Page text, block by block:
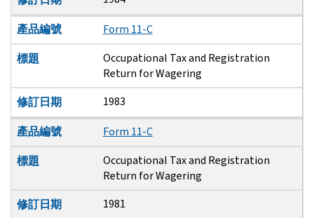
產品編號
Form 11-C
標題
Occupational Tax and Registration
Return for Wagering
修訂日期
1983
產品編號
Form 11-C
標題
Occupational Tax and Registration
Return for Wagering
修訂日期
1981